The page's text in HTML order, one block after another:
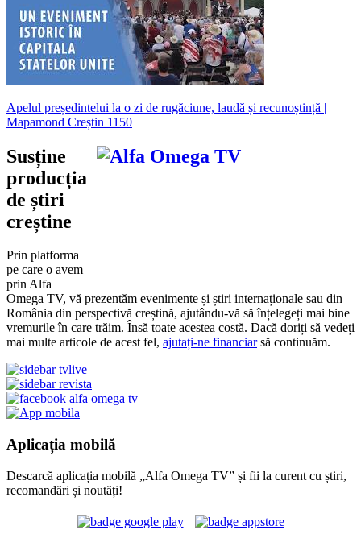
Apelul președintelui la o zi de rugăciune, laudă și recunoștință |
Mapamond Creștin 1150
Susține
producția
de știri
creștine
Prin platforma
pe care o avem
prin Alfa
Omega TV, vă prezentăm evenimente și știri internaționale sau din
România din perspectivă creștină, ajutându-vă să înțelegeți mai bine
vremurile în care trăim. Însă toate acestea costă. Dacă doriți să vedeți
mai multe articole de acest fel, ajutați-ne financiarsă continuăm.
Aplicația mobilă
Descarcă aplicația mobilă „Alfa Omega TV” și fii la curent cu știri,
recomandări și noutăți!